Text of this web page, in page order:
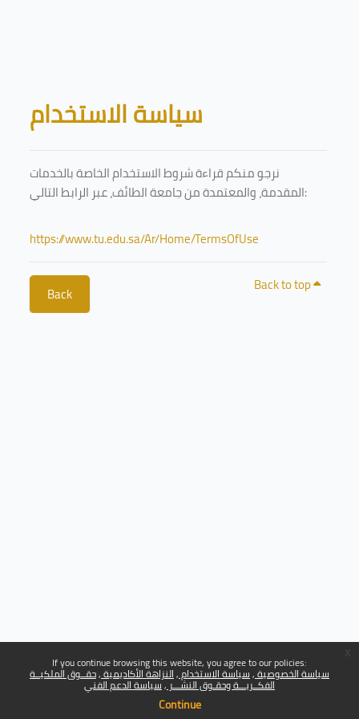
If you continue browsing this website, you agree to our policies:
سياسة الخصوصية سياسة الاستخدام النزاهة الأكاديمية حقــوق الملكيــة
الفكــريـــة وحقـوق النشـــر سياسة الدعم الفني
Continue
Blocks
سياسة الاستخدام
نرجو منكم قراءة شروط الاستخدام الخاصة بالخدمات
المقدمة، والمعتمدة من جامعة الطائف، عبر الرابط التالي:
https://www.tu.edu.sa/Ar/Home/TermsOfUse
Back Back to top